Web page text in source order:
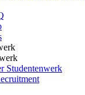
Studentenwerk